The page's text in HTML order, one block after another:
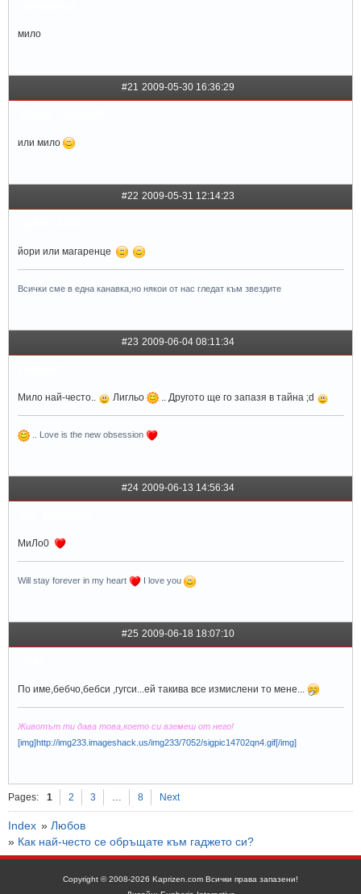
мило
#21 2009-05-30 16:36:29
или мило
#22 2009-05-31 12:14:23
йори или магаренце
Всички сме в една канавка,но някои от нас гледат към звездите
#23 2009-06-04 08:11:34
Мило най-често.. Лигльо .. Другото ще го запазя в тайна ;d
.. Love is the new obsession
#24 2009-06-13 14:56:34
МиЛо0
Will stay forever in my heart I love you
#25 2009-06-18 18:07:10
По име,бебчо,бебси ,гугси...ей такива все измислени то мене...
Животът ти дава това,което си вземеш от него!
[img]http://img233.imageshack.us/img233/7052/sigpic14702qn4.gif[/img]
Pages: 1 2 3 8 Next
Index » Любов
» Как най-често се обръщате към гаджето си?
Copyright © 2008-2026 Kaprizen.com Всички права запазени!